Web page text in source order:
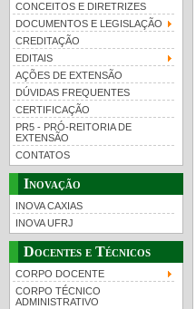
CONCEITOS E DIRETRIZES
DOCUMENTOS E LEGISLAÇÃO
CREDITAÇÃO
EDITAIS
AÇÕES DE EXTENSÃO
DÚVIDAS FREQUENTES
CERTIFICAÇÃO
PR5 - PRÓ-REITORIA DE
EXTENSÃO
CONTATOS
Inovação
INOVA CAXIAS
INOVA UFRJ
Docentes e Técnicos
CORPO DOCENTE
CORPO TÉCNICO
ADMINISTRATIVO